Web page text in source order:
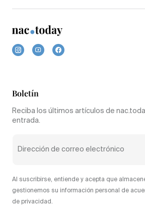
Boletín
Reciba los últimos artículos de
entrada.
Al suscribirse, entiende y acepta que
gestionemos su información personal de
de privacidad.